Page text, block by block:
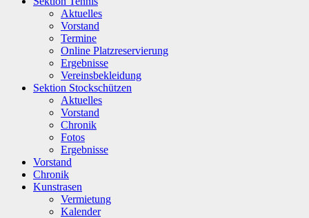
Aktuelles
Vorstand
Termine
Online Platzreservierung
Ergebnisse
Vereinsbekleidung
Sektion Stockschützen
Aktuelles
Vorstand
Chronik
Fotos
Ergebnisse
Vorstand
Chronik
Kunstrasen
Vermietung
Kalender